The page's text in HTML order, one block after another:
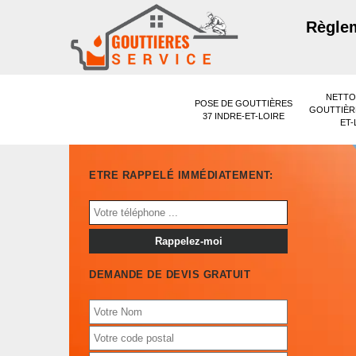
POSE DE GOUTTIÈRES
37 INDRE-ET-LOIRE
ET-
ETRE RAPPELÉ IMMÉDIATEMENT:
DEMANDE DE DEVIS GRATUIT